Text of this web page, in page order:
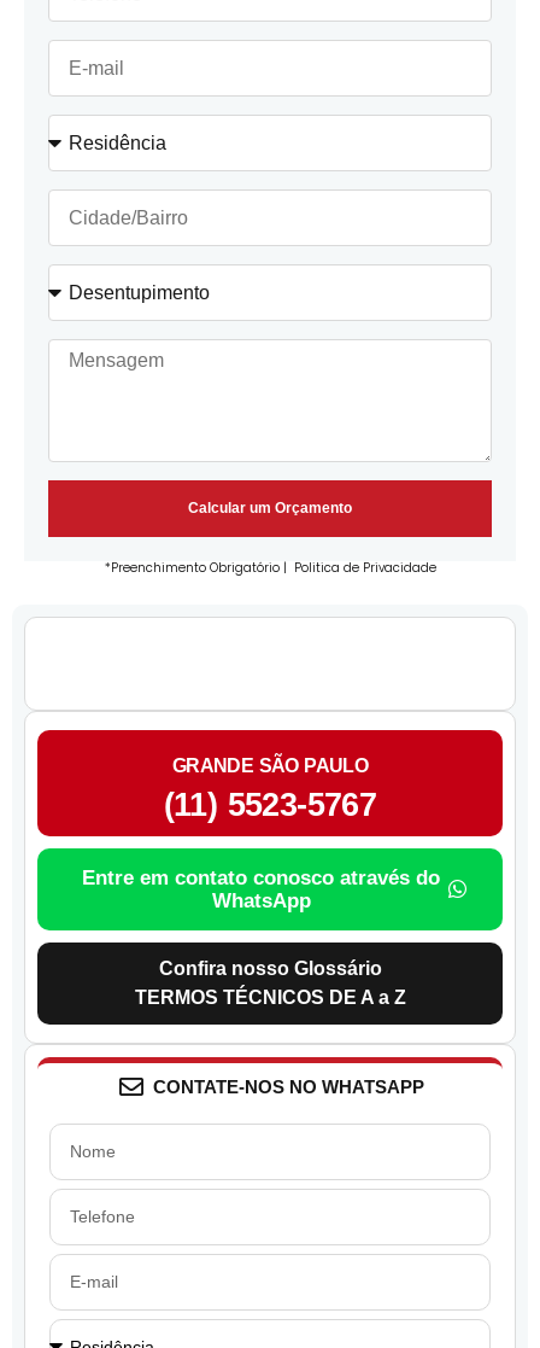
Calcular um Orçamento
*Preenchimento Obrigatório | Politica de Privacidade
GRANDE SÃO PAULO
(11) 5523-5767
Entre em contato conosco através do
WhatsApp
Confira nosso Glossário
TERMOS TÉCNICOS DE A a Z
CONTATE-NOS NO WHATSAPP